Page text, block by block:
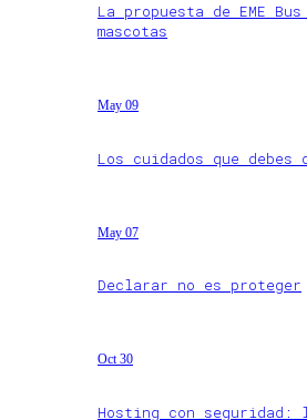
La propuesta de EME
mascotas
May 09
Los cuidados que
May 07
Declarar no es proteger
Oct 30
Hosting con seguridad: